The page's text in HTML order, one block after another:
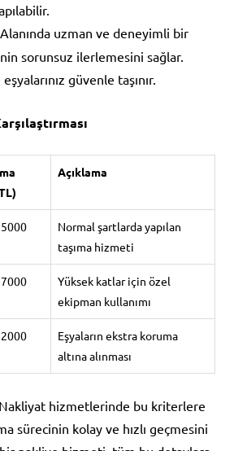
Alanında uzman ve deneyimli bir
sorunsuz ilerlemesini sağlar.
güvenle taşınır.
Açıklama
Normal şartlarda yapılan
taşıma hizmeti
Yüksek katlar için özel
ekipman kullanımı
Eşyaların ekstra koruma
altına alınması
hizmetlerinde bu kriterlere
sürecinin kolay ve hızlı geçmesini